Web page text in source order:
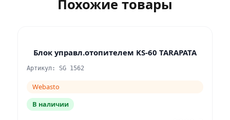
Похожие товары
Блок управл.отопителем KS-60 TARAPATA
Артикул: SG 1562
Webasto
В наличии